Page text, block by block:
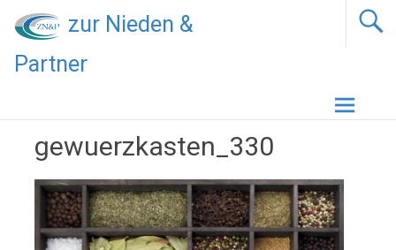
zur Nieden &
Partner
gewuerzkasten_330